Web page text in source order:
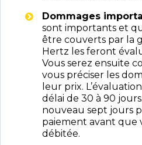
Dommages
sont importants et
être couverts par la
Hertz les feront
Vous serez ensuite
vous préciser les
leur prix.
délai de 30 à 90
nouveau sept jours
paiement avant que
débitée.